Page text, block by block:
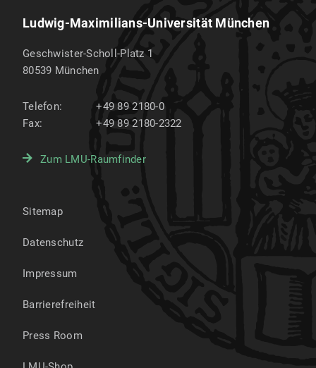
Ludwig-Maximilians-Universität München
Geschwister-Scholl-Platz 1
80539 München
Telefon:
+49 89 2180-0
Fax:
+49 89 2180-2322
Zum LMU-Raumfinder
Sitemap
Datenschutz
Impressum
Barrierefreiheit
Press Room